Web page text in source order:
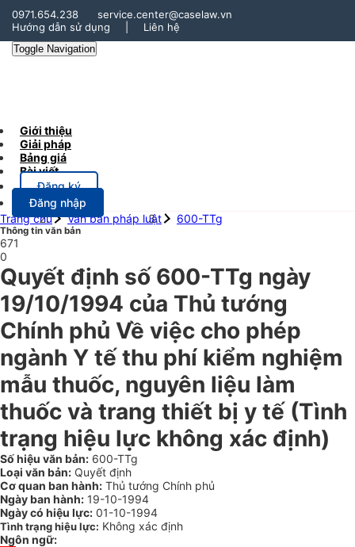
0971.654.238
service.center@caselaw.vn
Hướng dẫn sử dụng
Liên hệ
Toggle Navigation
Giới thiệu
Giải pháp
Bảng giá
Bài viết
Đăng ký
Đăng nhập
Trang chủ
Văn bản pháp luật 600-TTg
Thông tin văn bản
671
0
Quyết định số 600-TTg ngày
19/10/1994 của Thủ tướng
Chính phủ Về việc cho phép
ngành Y tế thu phí kiểm nghiệm
mẫu thuốc, nguyên liệu làm
thuốc và trang thiết bị y tế (Tình
trạng hiệu lực không xác định)
Số hiệu văn bản: 600-TTg
Loại văn bản: Quyết định
Cơ quan ban hành: Thủ tướng Chính phủ
Ngày ban hành: 19-10-1994
Ngày có hiệu lực: 01-10-1994
Tình trạng hiệu lực: Không xác định
Ngôn ngữ: